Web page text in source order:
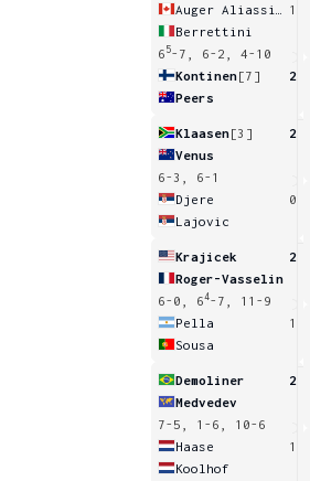
1
Berrettini
6 5-7, 6-2, 4-10
Kontinen[7]
2
Peers
Klaasen[3]
2
Venus
6-3, 6-1
Djere
0
Lajovic
Krajicek
2
Roger-Vasselin
6-0, 64-7, 11-9
Pella
1
Sousa
Demoliner
2
Medvedev
7-5, 1-6, 10-6
Haase
1
Koolhof